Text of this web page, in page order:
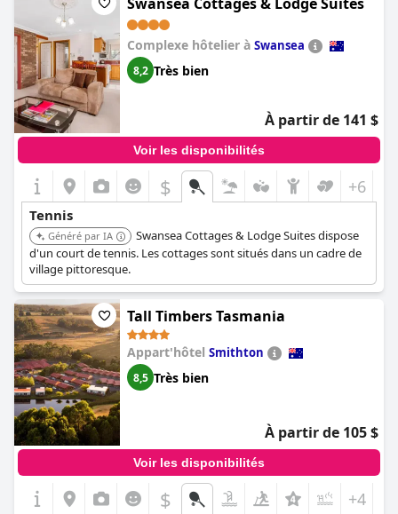
Complexe hôtelier à Swansea
8,2 Très bien
À partir de 141 $
Voir les disponibilités
$ +6
Tennis
Généré par IA
Swansea Cottages & Lodge Suites dispose
d'un court de tennis. Les cottages sont situés dans un cadre de
village pittoresque.
Tall Timbers Tasmania
Appart'hôtel Smithton
8,5 Très bien
À partir de 105 $
Voir les disponibilités
$ +4